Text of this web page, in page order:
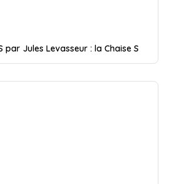
par Jules Levasseur : la Chaise S